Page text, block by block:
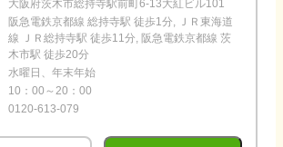
大阪府茨木市総持寺駅前町6-13大紅ビル101
阪急電鉄京都線 総持寺駅 徒歩1分, ＪＲ東海道
線 ＪＲ総持寺駅 徒歩11分, 阪急電鉄京都線 茨
木市駅 徒歩20分
水曜日、年末年始
10：00～20：00
0120-613-079